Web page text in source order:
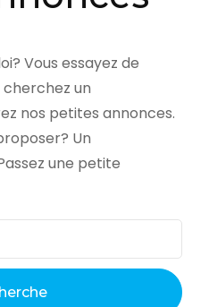
Vous essayez de
un
nos petites annonces.
Un
une petite